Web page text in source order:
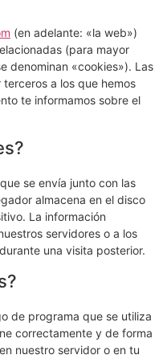
(en adelante: «la web»)
(para mayor
denominan «cookies»). Las
a los que hemos
te informamos sobre el
se envía junto con las
almacena en el disco
La información
servidores o a los
una visita posterior.
de programa que se utiliza
correctamente y de forma
nuestro servidor o en tu